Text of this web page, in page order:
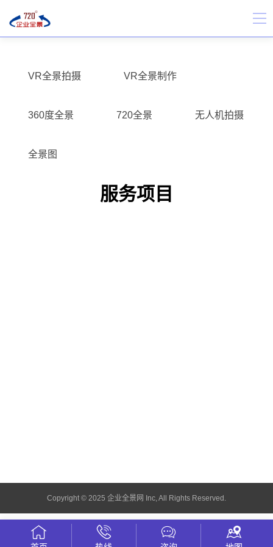
VR全景拍摄 VR全景制作
360度全景 720全景 无人机拍摄
全景图
服务项目
Copyright © 2025 企业全景网 Inc, All Rights Reserved.